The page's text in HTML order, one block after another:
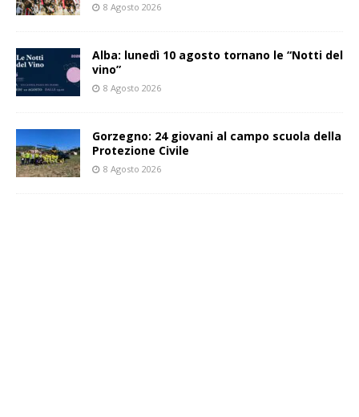
8 Agosto 2026
Alba: lunedì 10 agosto tornano le “Notti del
vino”
8 Agosto 2026
Gorzegno: 24 giovani al campo scuola della
Protezione Civile
8 Agosto 2026